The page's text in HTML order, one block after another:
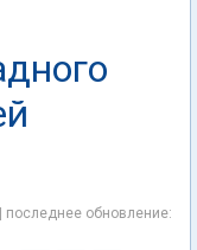
последнее обновление: